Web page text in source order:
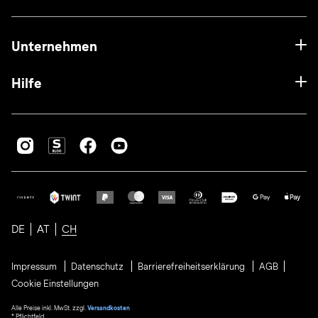
Unternehmen
Hilfe
DE AT CH
Impressum Datenschutz Barrierefreiheitserklärung
AGB
Cookie Einstellungen
Alle Preise inkl. MwSt. zzgl. Versandkosten
* Pflichtfeld